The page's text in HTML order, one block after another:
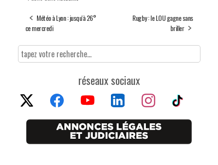
Météo à Lyon : jusqu'à 26°
ce mercredi
Rugby : le LOU gagne sans
briller
réseaux sociaux